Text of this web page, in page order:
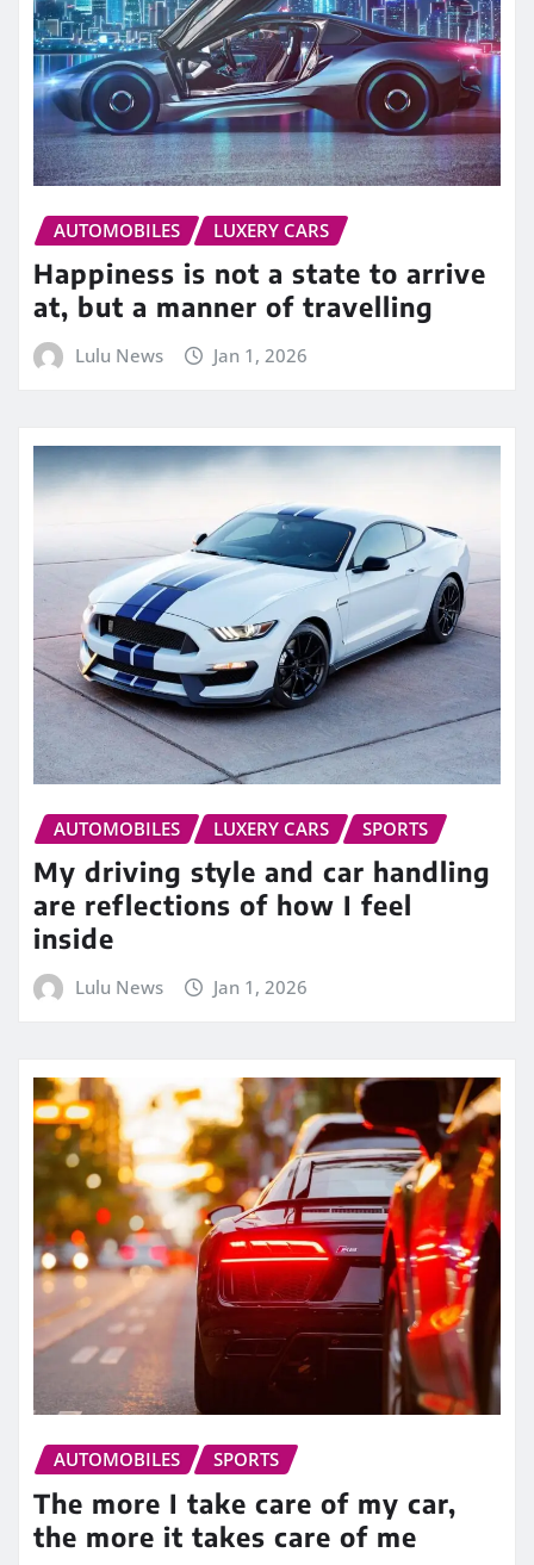
AUTOMOBILES LUXERY CARS
Happiness is not a state to arrive
at, but a manner of travelling
Lulu News Jan 1, 2026
AUTOMOBILES LUXERY CARS SPORTS
My driving style and car handling
are reflections of how I feel
inside
Lulu News Jan 1, 2026
AUTOMOBILES SPORTS
The more I take care of my car,
the more it takes care of me